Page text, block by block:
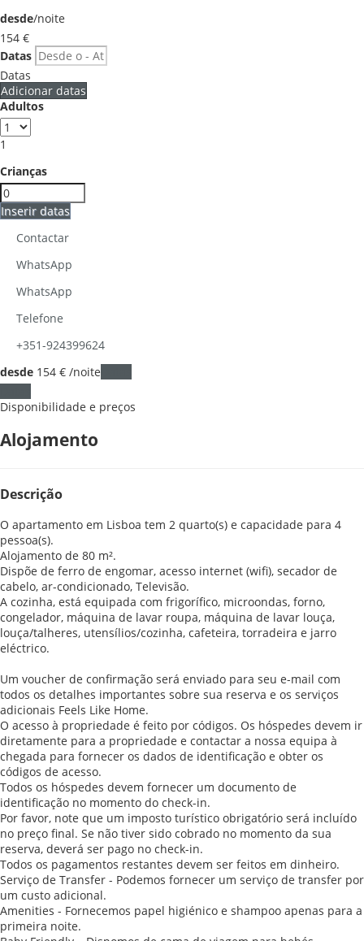
desde/noite
154 €
Datas
Datas
Adicionar datas
Adultos
1
Crianças
Inserir datas
Contactar
WhatsApp
WhatsApp
Telefone
+351-924399624
desde 154 € /noite
Disponibilidade e preços
Alojamento
Descrição
O apartamento em Lisboa tem 2 quarto(s) e capacidade para 4
pessoa(s).
Alojamento de 80 m².
Dispõe de ferro de engomar, acesso internet (wifi), secador de
cabelo, ar-condicionado, Televisão.
A cozinha, está equipada com frigorífico, microondas, forno,
congelador, máquina de lavar roupa, máquina de lavar louça,
louça/talheres, utensílios/cozinha, cafeteira, torradeira e jarro
eléctrico.
Um voucher de confirmação será enviado para seu e-mail com
todos os detalhes importantes sobre sua reserva e os serviços
adicionais Feels Like Home.
O acesso à propriedade é feito por códigos. Os hóspedes devem ir
diretamente para a propriedade e contactar a nossa equipa à
chegada para fornecer os dados de identificação e obter os
códigos de acesso.
Todos os hóspedes devem fornecer um documento de
identificação no momento do check-in.
Por favor, note que um imposto turístico obrigatório será incluído
no preço final. Se não tiver sido cobrado no momento da sua
reserva, deverá ser pago no check-in.
Todos os pagamentos restantes devem ser feitos em dinheiro.
Serviço de Transfer - Podemos fornecer um serviço de transfer por
um custo adicional.
Amenities - Fornecemos papel higiénico e shampoo apenas para a
primeira noite.